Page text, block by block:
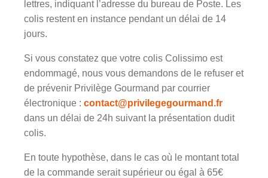
lettres, indiquant l’adresse du bureau de Poste. Les
colis restent en instance pendant un délai de 14
jours.
Si vous constatez que votre colis Colissimo est
endommagé, nous vous demandons de le refuser et
de prévenir Privilège Gourmand par courrier
électronique :contact@privilegegourmand.fr
dans un délai de 24h suivant la présentation dudit
colis.
En toute hypothèse, dans le cas où le montant total
de la commande serait supérieur ou égal à 65€